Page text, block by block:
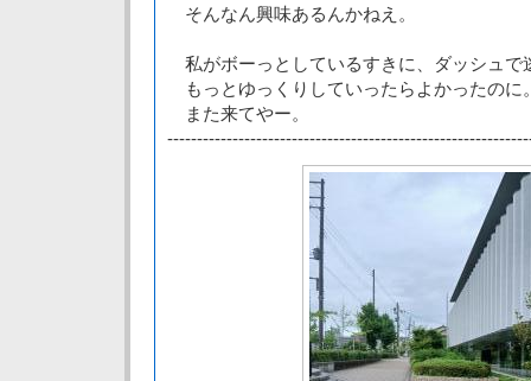
そんなん興味あるんかねえ。
私がボーっとしているすきに、ダッシュで
もっとゆっくりしていったらよかったのに
また来てやー。